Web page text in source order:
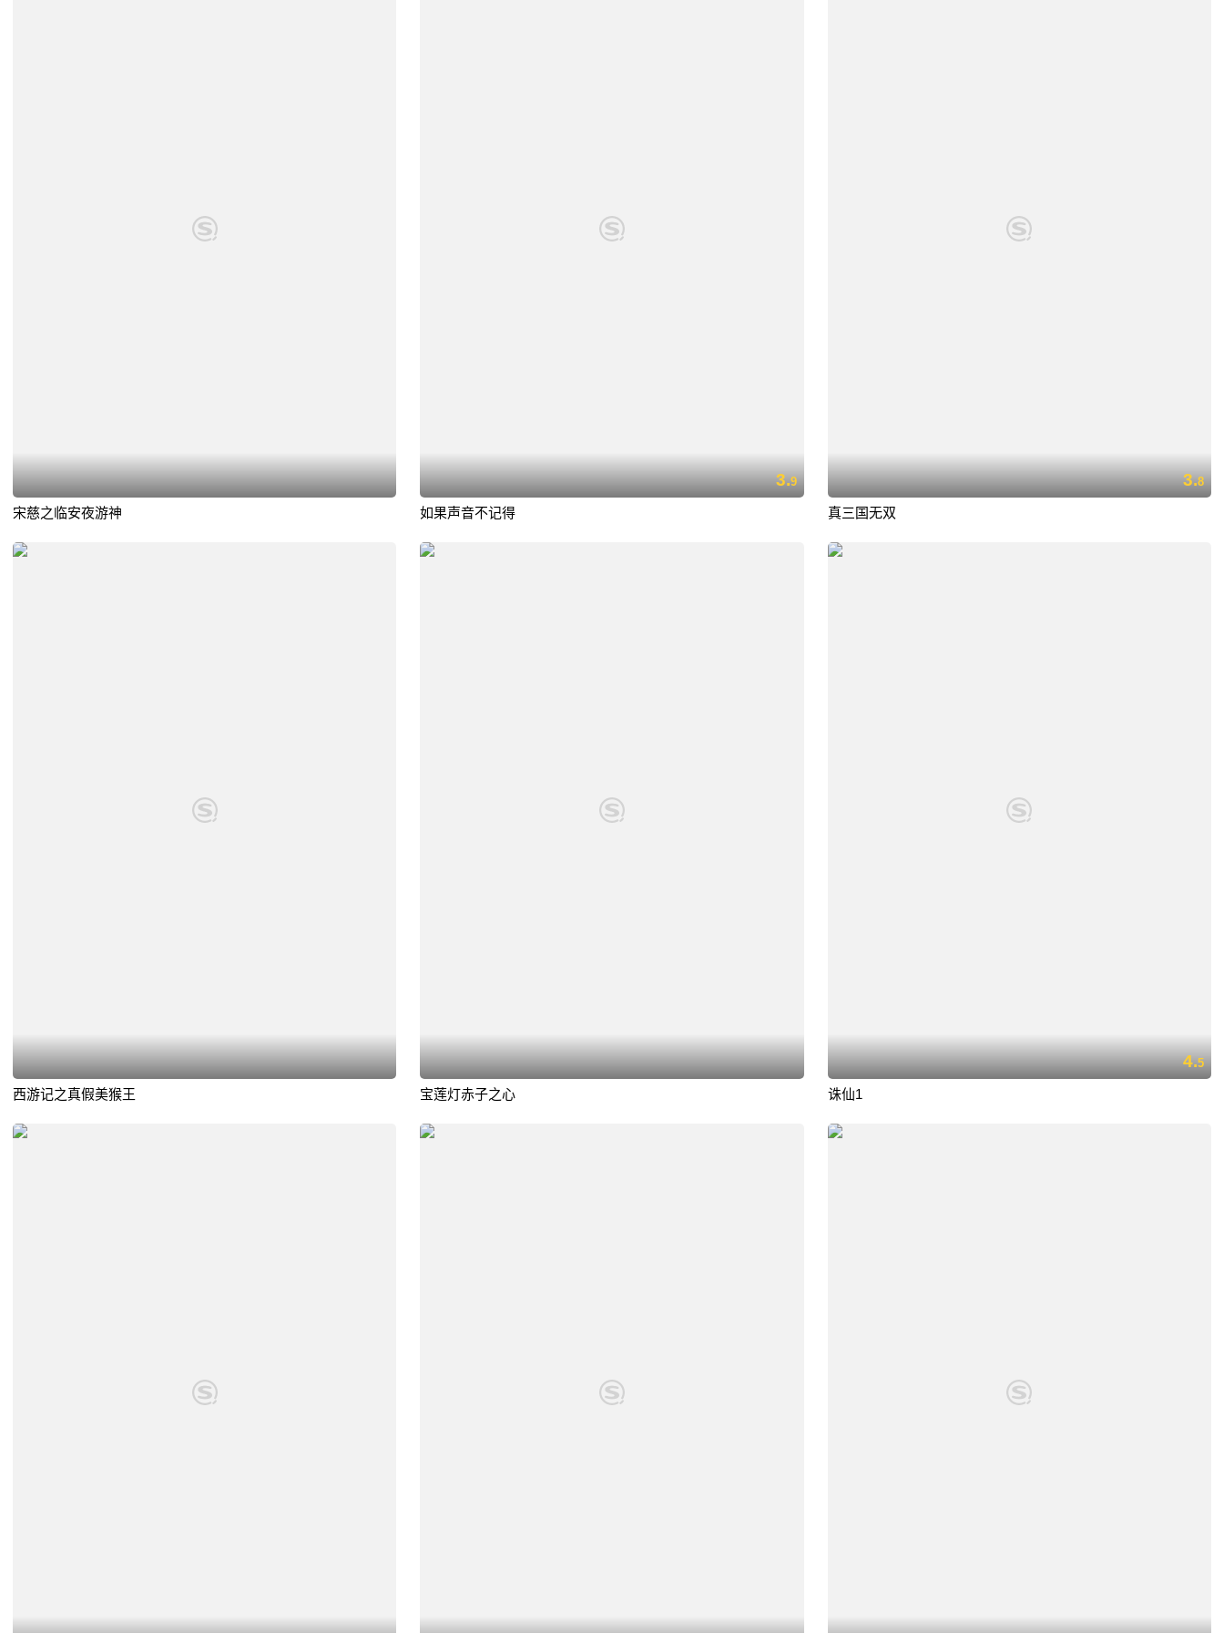
宋慈之临安夜游神
3.9
如果声音不记得
3.8
真三国无双
西游记之真假美猴王 宝莲灯赤子之心
4.5
诛仙1